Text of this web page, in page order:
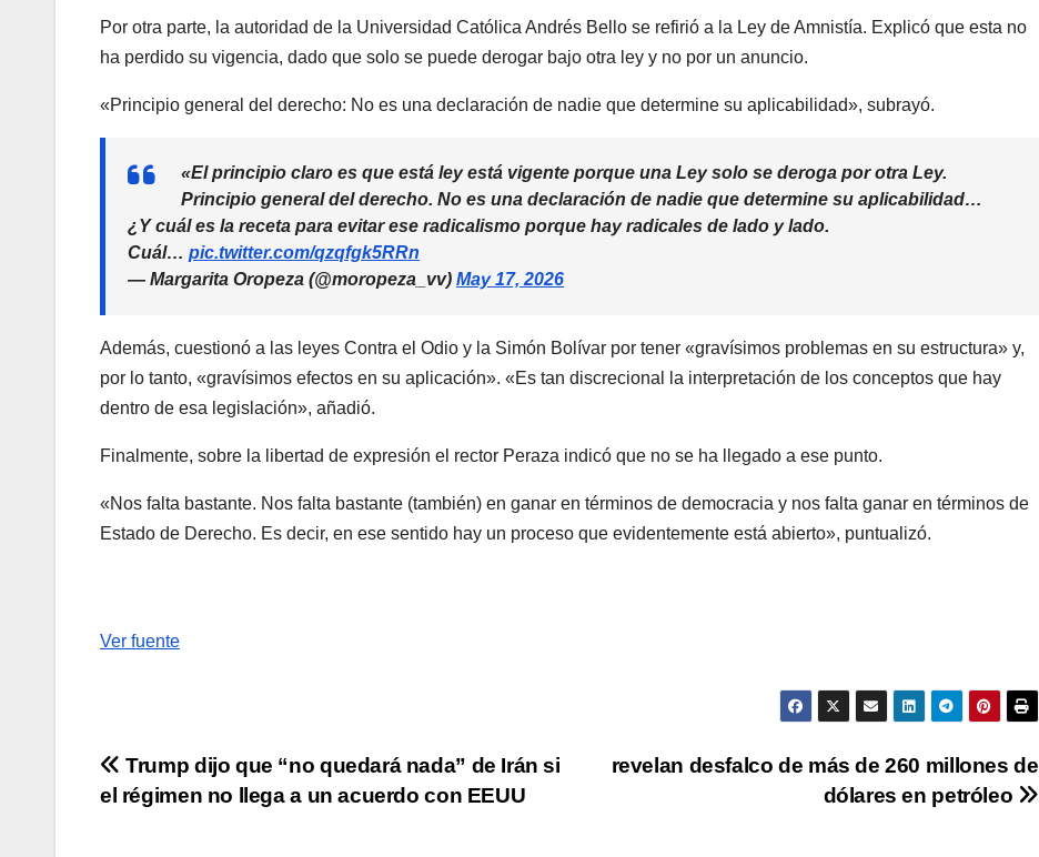
Por otra parte, la autoridad de la Universidad Católica Andrés Bello se refirió a la Ley de Amnistía. Explicó que esta no
ha perdido su vigencia, dado que solo se puede derogar bajo otra ley y no por un anuncio.
«Principio general del derecho: No es una declaración de nadie que determine su aplicabilidad», subrayó.
«El principio claro es que está ley está vigente porque una Ley solo se deroga por otra Ley.
Principio general del derecho. No es una declaración de nadie que determine su aplicabilidad…
¿Y cuál es la receta para evitar ese radicalismo porque hay radicales de lado y lado.
Cuál… pic.twitter.com/qzqfgk5RRn
— Margarita Oropeza (@moropeza_vv) May 17, 2026
Además, cuestionó a las leyes Contra el Odio y la Simón Bolívar por tener «gravísimos problemas en su estructura» y,
por lo tanto, «gravísimos efectos en su aplicación». «Es tan discrecional la interpretación de los conceptos que hay
dentro de esa legislación», añadió.
Finalmente, sobre la libertad de expresión el rector Peraza indicó que no se ha llegado a ese punto.
«Nos falta bastante. Nos falta bastante (también) en ganar en términos de democracia y nos falta ganar en términos de
Estado de Derecho. Es decir, en ese sentido hay un proceso que evidentemente está abierto», puntualizó.
Ver fuente
Navegación
revelan desfalco de más de 260 millones de
dólares en petróleo
Trump dijo que “no quedará nada” de Irán si
el régimen no llega a un acuerdo con EEUU